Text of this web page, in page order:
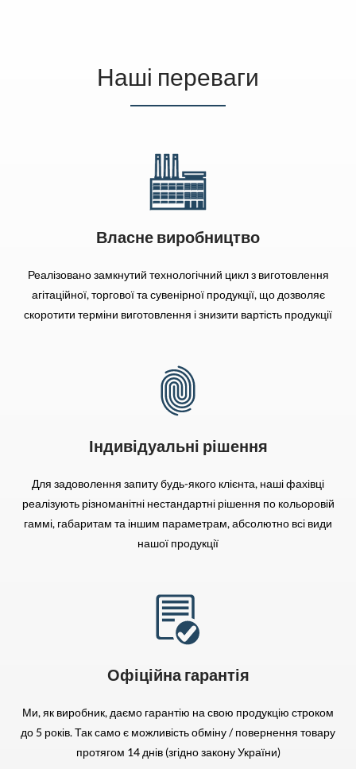
пластику) або металеві карабіни.
Наші переваги
Власне виробництво
Реалізовано замкнутий технологічний цикл з виготовлення
агітаційної, торгової та сувенірної продукції, що дозволяє
скоротити терміни виготовлення і знизити вартість продукції
Індивідуальні рішення
Для задоволення запиту будь-якого клієнта, наші фахівці
реалізують різноманітні нестандартні рішення по кольоровій
гаммі, габаритам та іншим параметрам, абсолютно всі види
нашої продукції
Офіційна гарантія
Ми, як виробник, даємо гарантію на свою продукцію строком
до 5 років. Так само є можливість обміну / повернення товару
протягом 14 днів (згідно закону України)